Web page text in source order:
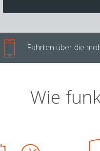
Fahrten über die
Wie